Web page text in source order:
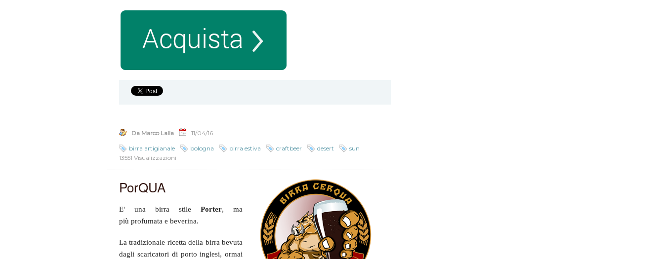
Da Marco Lalla 11/04/16
birra artigianale bologna birra estiva craftbeer desert
sun
13551 Visualizzazioni
PorQUA
E' una birra stilePorter, ma
più profumata e beverina.
La tradizionale ricetta della birra bevuta
dagli scaricatori di porto inglesi, ormai